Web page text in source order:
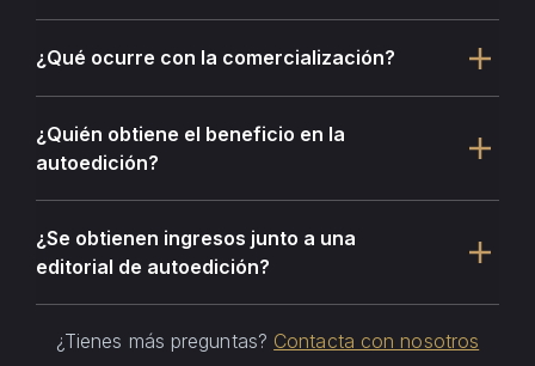
¿Qué ocurre con la comercialización?
¿Quién obtiene el beneficio en la
autoedición?
¿Se obtienen ingresos junto a una
editorial de autoedición?
¿Tienes más preguntas? Contacta con nosotros